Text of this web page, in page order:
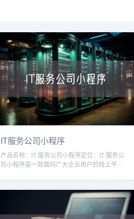
IT服务公司小程序
产品名称：IT 服务公司小程序定位：IT 服务公
司小程序是一款面向广大企业用户的线上平